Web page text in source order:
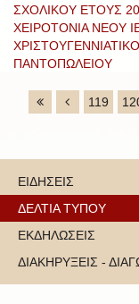
ΣΧΟΛΙΚΟΥ ΕΤΟΥΣ
ΧΕΙΡΟΤΟΝΙΑ ΝΕΟΥ
ΠΑΝΤΟΠΩΛΕΙΟΥ
119
ΕΙΔΗΣΕΙΣ
ΔΕΛΤΙΑ ΤΥΠΟΥ
ΕΚΔΗΛΩΣΕΙΣ
ΔΙΑΚΗΡΥΞΕΙΣ -